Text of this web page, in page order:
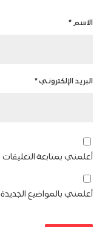
الاسم*
البريد الإلكتروني*
أعلمني بمتابعة التعليقات
أعلمني بالمواضيع